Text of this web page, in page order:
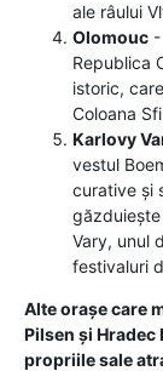
ale râului
Olomouc
Republica
istoric,
Coloana
Karlovy
vestul
curative și
găzduiește
Vary, unul
festivaluri
Alte orașe care
Pilsen și Hradec
propriile sale